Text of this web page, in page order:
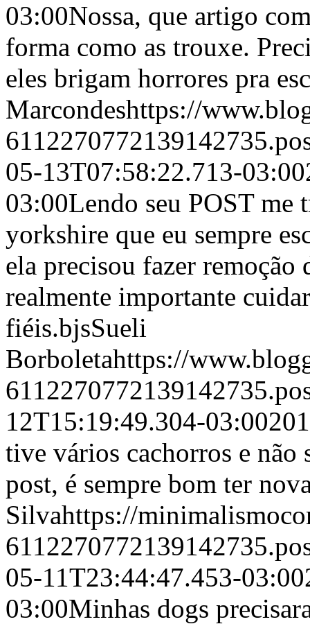
03:00Nossa, que artigo
forma como as trouxe.
eles brigam horrores pra
Marcondeshttps://
05-13T07:58:22.713-03:00
03:00Lendo seu POST me
yorkshire que eu sempre
ela precisou fazer remoção
realmente importante
fiéis.bjsSueli
Borboletahttps://
12T15:19:49.304-03:00
tive vários cachorros e
post, é sempre bom ter
Silvahttps://
05-11T23:44:47.453-03:00
03:00Minhas dogs